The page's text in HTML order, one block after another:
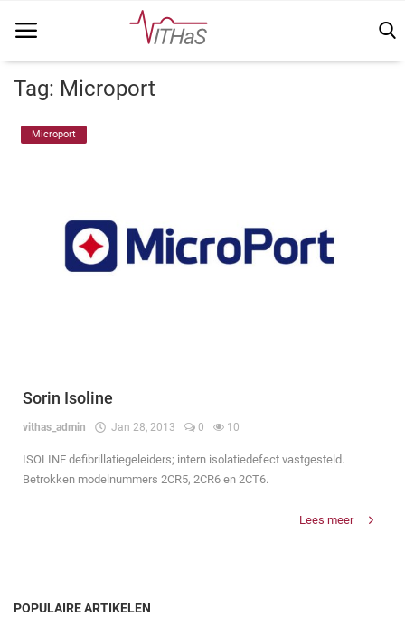
Home
Vakinhoudelijk
Registreer
Tag: Microport
Microport
Sorin Isoline
vithas_admin Jan 28, 2013 0 10
ISOLINE defibrillatiegeleiders; intern isolatiedefect vastgesteld.
Betrokken modelnummers 2CR5, 2CR6 en 2CT6.
Lees meer
POPULAIRE ARTIKELEN